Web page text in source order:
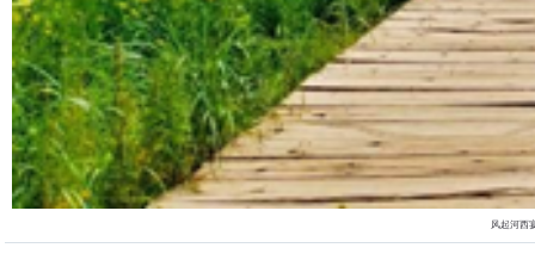
风起河西